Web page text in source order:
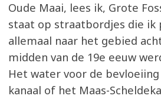
Oude Maai, lees ik, Grote
staat op straatbordjes die ik
allemaal naar het gebied
midden van de 19e eeuw
Het water voor de
kanaal of het Maas-